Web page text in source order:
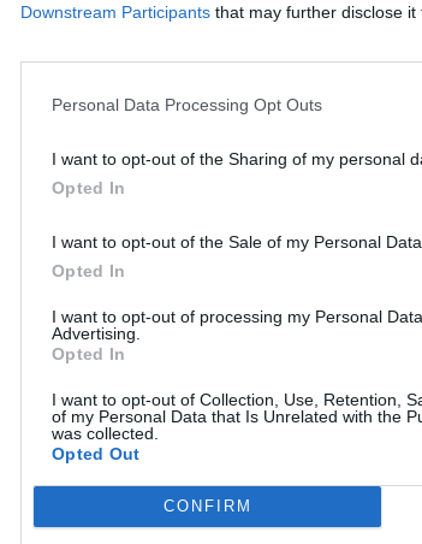
Downstream Participants that may further disclose it
Personal Data Processing Opt Outs
I want to opt-out of the Sharing of my personal
Opted In
I want to opt-out of the Sale of my Personal Data.
Opted In
I want to opt-out of processing my Personal
Advertising.
Opted In
I want to opt-out of Collection, Use, Retention,
of my Personal Data that Is Unrelated with the
was collected.
Opted Out
CONFIRM